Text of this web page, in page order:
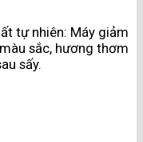
tự nhiên: Máy giảm
sắc, hương thơm
sấy.